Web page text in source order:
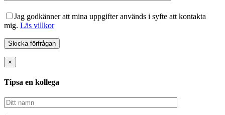
Jag godkänner att mina uppgifter används i syfte att kontakta
mig. Läs villkor
×
Tipsa en kollega